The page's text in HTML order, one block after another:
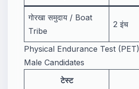
गोरखा समुदाय / Boat
Tribe
2 इंच
Physical Endurance Test (PET)
Male Candidates
टेस्ट